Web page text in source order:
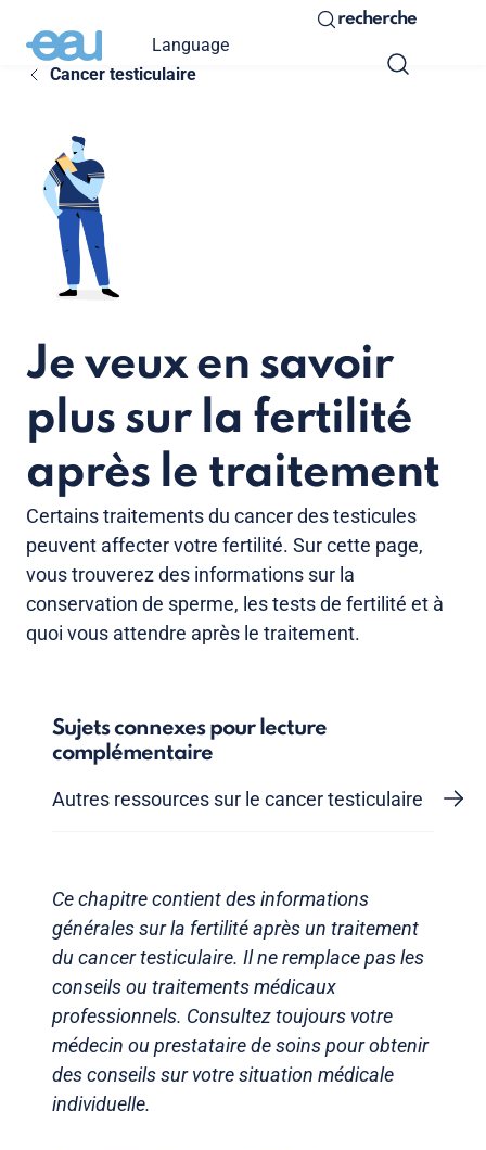
Language
recherche
Cancer testiculaire
Je veux en savoir
plus sur la fertilité
après le traitement
Certains traitements du cancer des testicules
peuvent affecter votre fertilité. Sur cette page,
vous trouverez des informations sur la
conservation de sperme, les tests de fertilité et à
quoi vous attendre après le traitement.
Sujets connexes pour lecture
complémentaire
Autres ressources sur le cancer testiculaire
Ce chapitre contient des informations
générales sur la fertilité après un traitement
du cancer testiculaire. Il ne remplace pas les
conseils ou traitements médicaux
professionnels. Consultez toujours votre
médecin ou prestataire de soins pour obtenir
des conseils sur votre situation médicale
individuelle.